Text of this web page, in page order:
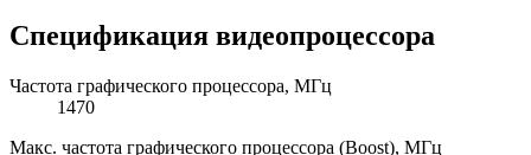
Спецификация видеопроцессора
Частота графического процессора, МГц
1470
Макс. частота графического процессора (Boost), МГц